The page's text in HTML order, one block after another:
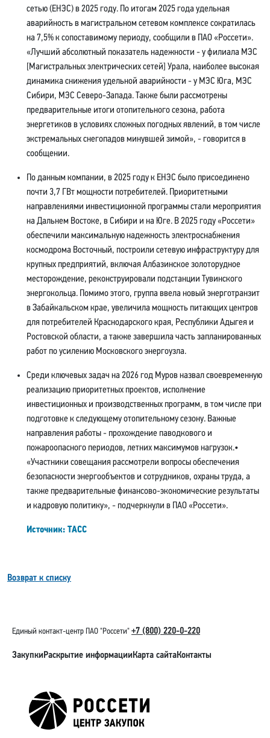
сетью (ЕНЭС) в 2025 году. По итогам 2025 года удельная
аварийность в магистральном сетевом комплексе сократилась
на 7,5% к сопоставимому периоду, сообщили в ПАО «Россети».
«Лучший абсолютный показатель надежности - у филиала МЭС
[Магистральных электрических сетей] Урала, наиболее высокая
динамика снижения удельной аварийности - у МЭС Юга, МЭС
Сибири, МЭС Северо-Запада. Также были рассмотрены
предварительные итоги отопительного сезона, работа
энергетиков в условиях сложных погодных явлений, в том числе
экстремальных снегопадов минувшей зимой», - говорится в
сообщении.
По данным компании, в 2025 году к ЕНЭС было присоединено
почти 3,7 ГВт мощности потребителей. Приоритетными
направлениями инвестиционной программы стали мероприятия
на Дальнем Востоке, в Сибири и на Юге. В 2025 году «Россети»
обеспечили максимальную надежность электроснабжения
космодрома Восточный, построили сетевую инфраструктуру для
крупных предприятий, включая Албазинское золоторудное
месторождение, реконструировали подстанции Тувинского
энергокольца. Помимо этого, группа ввела новый энерготранзит
в Забайкальском крае, увеличила мощность питающих центров
для потребителей Краснодарского края, Республики Адыгея и
Ростовской области, а также завершила часть запланированных
работ по усилению Московского энергоузла.
Среди ключевых задач на 2026 год Муров назвал своевременную
реализацию приоритетных проектов, исполнение
инвестиционных и производственных программ, в том числе при
подготовке к следующему отопительному сезону. Важные
направления работы - прохождение паводкового и
пожароопасного периодов, летних максимумов нагрузок.•
«Участники совещания рассмотрели вопросы обеспечения
безопасности энергообъектов и сотрудников, охраны труда, а
также предварительные финансово-экономические результаты
и кадровую политику», - подчеркнули в ПАО «Россети».
Источник: ТАСС
Возврат к списку
Единый контакт-центр ПАО "Россети" +7 (800) 220-0-220
ЗакупкиРаскрытие информацииКарта сайтаКонтакты